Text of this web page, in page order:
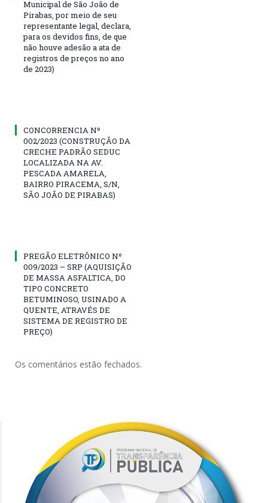
Municipal de São João de
Pirabas, por meio de seu
representante legal, declara,
para os devidos fins, de que
não houve adesão a ata de
registros de preços no ano
de 2023)
CONCORRENCIA Nº
002/2023 (CONSTRUÇÃO DA
CRECHE PADRÃO SEDUC
LOCALIZADA NA AV.
PESCADA AMARELA,
BAIRRO PIRACEMA, S/N,
SÃO JOÃO DE PIRABAS)
PREGÃO ELETRÔNICO Nº
009/2023 – SRP (AQUISIÇÃO
DE MASSA ASFALTICA, DO
TIPO CONCRETO
BETUMINOSO, USINADO A
QUENTE, ATRAVÉS DE
SISTEMA DE REGISTRO DE
PREÇO)
Os comentários estão fechados.